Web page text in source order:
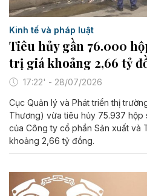
Kinh tế và pháp luật
Tiêu hủy gần 76.000
trị giá khoảng 2,66 tỷ
17:22' - 28/07/2026
Cục Quản lý và Phát triển thị
Thương) vừa tiêu hủy 75.937 hộp
của Công ty cổ phần Sản xuất và
khoảng 2,66 tỷ đồng.